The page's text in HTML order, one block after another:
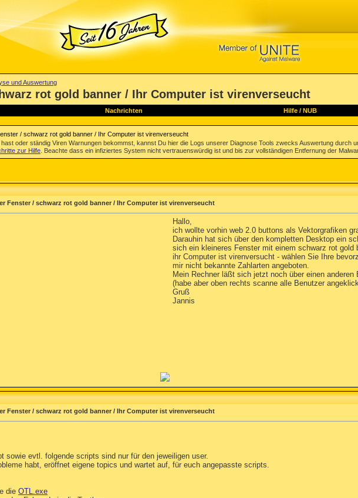
und Auswertung
rot gold banner / Ihr Computer ist virenverseucht
Nachrichten Hilfe/ NUB
/ schwarz rot gold banner / Ihr Computer ist virenverseucht
oder ständig Viren Warnungen bekommst, kannst Du hier die Logs unserer Diagnose Tools zwecks Auswertung
zur Hilfe . Beachte dass ein infiziertes System nicht vertrauenswürdig ist und bis zur vollständigen Entfernung der
Fenster / schwarz rot gold banner / Ihr Computer ist virenverseucht
Hallo,
ich wollte vorhin web 2.0 buttons als Vektorgrafiken
Darauhin hat sich über den kompletten Desktop ein
sich ein kleineres Fenster mit einem schwarz rot gold
ihr Computer ist virenversucht - wählen Sie Ihre
mir nicht bekannte Zahlarten angeboten.
Mein Rechner läßt sich jetzt noch über einen
(habe aber oben rechts scanne alle Benutzer
Gruß
Jannis
Fenster / schwarz rot gold banner / Ihr Computer ist virenverseucht
sowie evtl. folgende scripts sind nur für den jeweiligen user.
habt, eröffnet eigene topics und wartet auf, für euch angepasste scripts.
die OTL.exe